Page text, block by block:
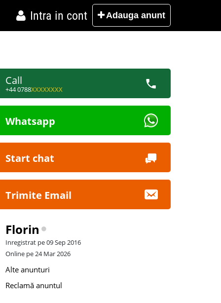
Intra in cont Adauga anunt
Call
+44 0788XXXXXXXX
Whatsapp
Start chat
Trimite Email
Florin
Inregistrat pe 09 Sep 2016
Online pe 24 Mar 2026
Alte anunturi
Reclamă anuntul